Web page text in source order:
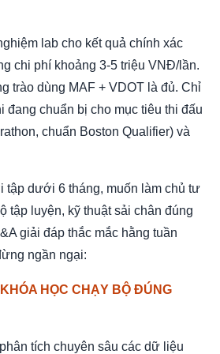
lab cho kết quả chính xác
chi phí khoảng 3-5 triệu VNĐ/lần.
trào dùng MAF + VDOT là đủ. Chỉ
đang chuẩn bị cho mục tiêu thi đấu
chuẩn Boston Qualifier) và
tập dưới 6 tháng, muốn làm chủ tư
tập luyện, kỹ thuật sải chân đúng
giải đáp thắc mắc hằng tuần
ngần ngại:
KHÓA HỌC CHẠY BỘ ĐÚNG
tích chuyên sâu các dữ liệu